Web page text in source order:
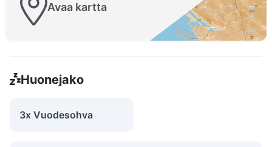
Avaa kartta
Huonejako
3x Vuodesohva